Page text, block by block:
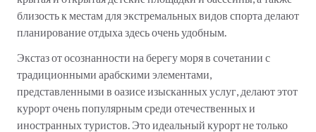
близость к местам для экстремальных видов спорта делают
планирование отдыха здесь очень удобным.
Экстаз от осознанности на берегу моря в сочетании с
традиционными арабскими элементами,
представленными в оазисе изысканных услуг, делают этот
курорт очень популярным среди отечественных и
иностранных туристов. Это идеальный курорт не только